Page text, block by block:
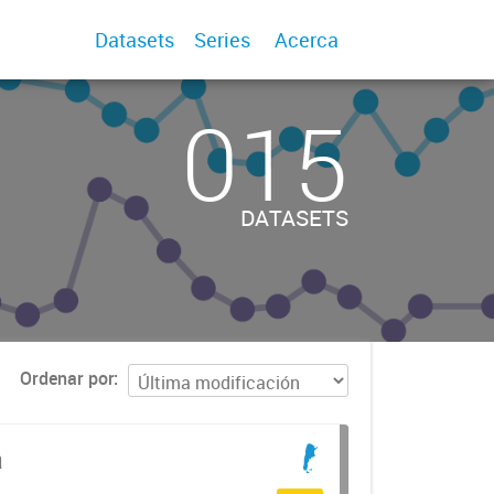
Datasets Series Acerca
015
DATASETS
Ordenar por